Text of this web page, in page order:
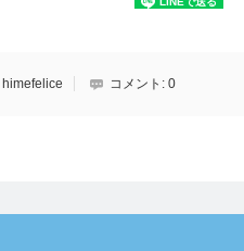
himefelice コメント: 0